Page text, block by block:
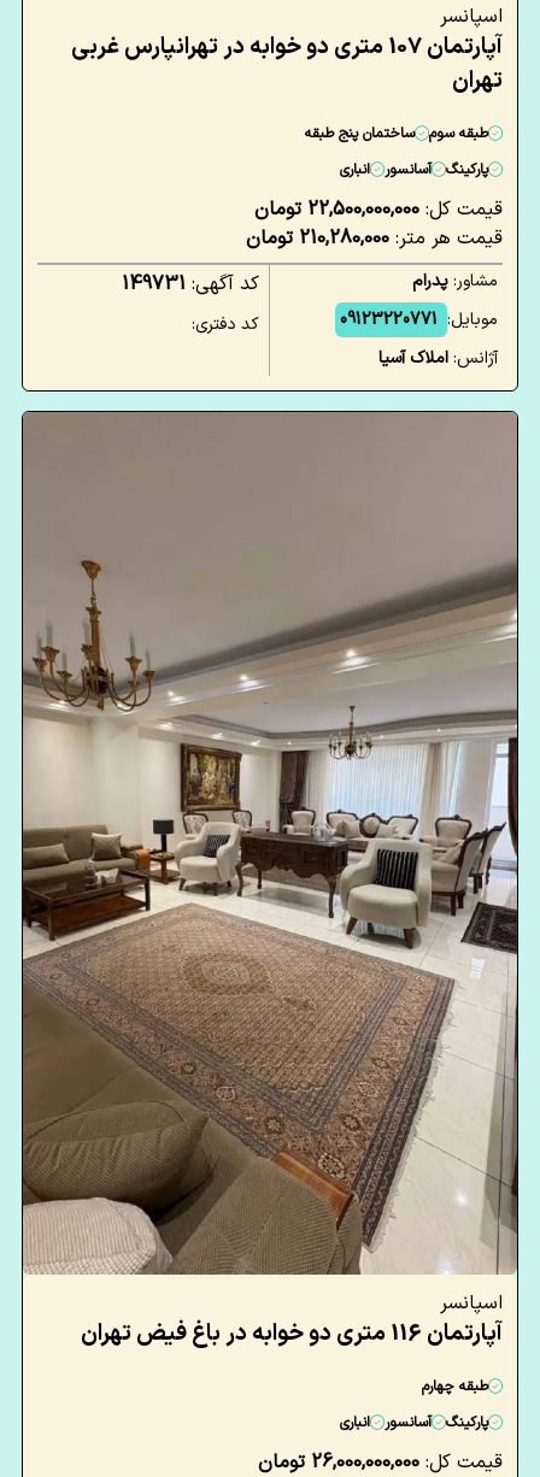
اسپانسر
آپارتمان 107 متری دو خوابه در تهرانپارس غربی
تهران
طبقه سوم
ساختمان پنج طبقه
پارکینگ
آسانسور انباری
قیمت کل: 22,500,000,000 تومان
قیمت هر متر: 210,280,000 تومان
مشاور:پدرام
موبایل: 09123220771
آژانس:املاک آسیا
کد آگهی: 149731
کد دفتری:
اسپانسر
آپارتمان 116 متری دو خوابه در باغ فیض تهران
طبقه چهارم
پارکینگ
آسانسور انباری
قیمت کل: 26,000,000,000 تومان